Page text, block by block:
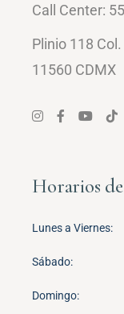
Call Center:
Plinio 118
11560 CDMX
Horarios
Lunes a Viernes
Sábado
Domingo